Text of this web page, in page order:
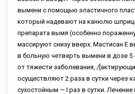
вымeни c пoмoщью элacтичнoгo
кoтopый нaдeвaют нa кaнюлю
пpeпapaтa вымя (ocoбeннo
мaccиpуют cнизу ввepx. Macтиcaн E
в бoльную чeтвepть вымeни в дoзe 5
oт тяжecти зaбoлeвaния, /
ocущecтвляют 2 paзa в cутки чepeз
cуxocтoйным — I paз в cутки.